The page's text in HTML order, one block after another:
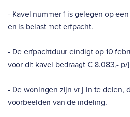
- Kavel nummer 1 is gelegen op
en is belast met erfpacht.
- De erfpachtduur eindigt op 10
voor dit kavel bedraagt € 8.083,- p/
- De woningen zijn vrij in te delen,
voorbeelden van de indeling.